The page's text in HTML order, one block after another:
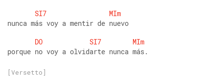
SI7
MIm
nunca más voy a mentir de nuevo
DO
SI7
MIm
porque no voy a olvidarte nunca más.
[Versetto]